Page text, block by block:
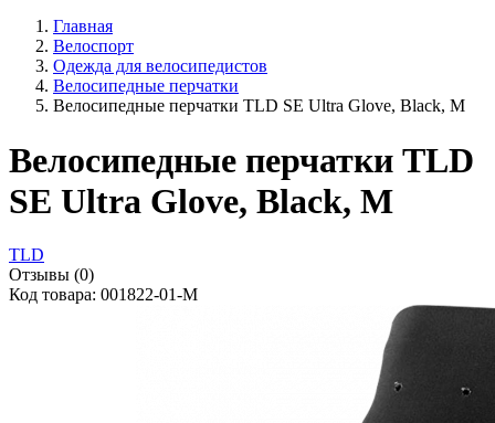
Главная
Велоспорт
Одежда для велосипедистов
Велосипедные перчатки
Велосипедные перчатки TLD SE Ultra Glove, Black, M
Велосипедные перчатки TLD
SE Ultra Glove, Black, M
TLD
Отзывы (0)
Код товара: 001822-01-M